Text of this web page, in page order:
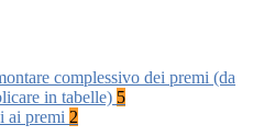
complessivo dei premi (da
in tabelle) 5
ai premi 2